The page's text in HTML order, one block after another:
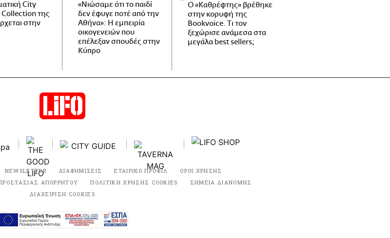
City
Collection της
στην
«Νιώσαμε ότι το παιδί
δεν έφυγε ποτέ από την
Αθήνα»: Η εμπειρία
οικογενειών που
επέλεξαν σπουδές στην
Κύπρο
Ο «Καθρέφτης» βρέθηκε
στην κορυφή της
Bookvoice. Τι τον
ξεχώρισε ανάμεσα στα
μεγάλα best sellers;
NEWSLETTER ΔΙΑΦΗΜΙΣΕΙΣ ΕΤΑΙΡΙΚΟ ΠΡΟΦΙΛ
ΟΡΟΙ ΧΡΗΣΗΣ
ΑΠΟΡΡΗΤΟΥ
ΠΟΛΙΤΙΚΗ ΧΡΗΣΗΣ COOKIES
ΣΗΜΕΙΑ ΔΙΑΝΟΜΗΣ
ΔΙΑΧΕΙΡΙΣΗ COOKIES